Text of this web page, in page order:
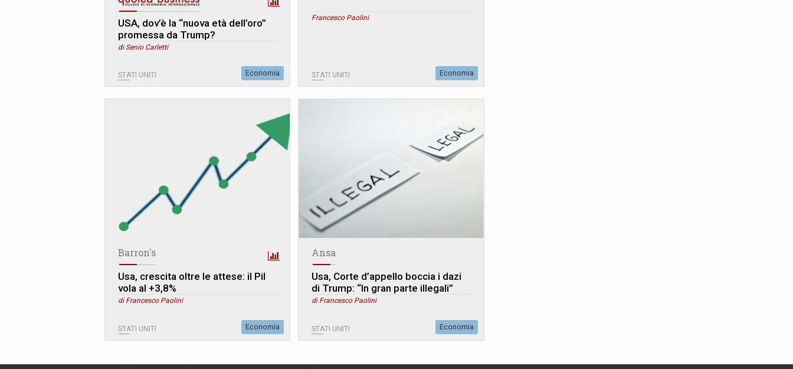
USA, dov’è la “nuova età dell’oro”
promessa da Trump?
di Senio Carletti
STATI UNITI Economia
Francesco Paolini
STATI UNITI Economia
Barron's
Usa, crescita oltre le attese: il Pil
vola al +3,8%
di Francesco Paolini
STATI UNITI Economia
Ansa
Usa, Corte d’appello boccia i dazi
di Trump: “In gran parte illegali”
di Francesco Paolini
STATI UNITI Economia